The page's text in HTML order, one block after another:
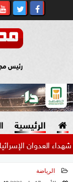
رئيس
الرئيسية
على غزة لـ 73
الرياضة